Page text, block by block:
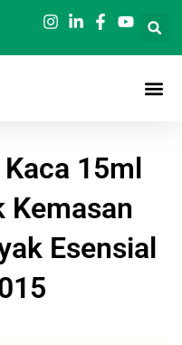
15ml
Kemasan
Esensial